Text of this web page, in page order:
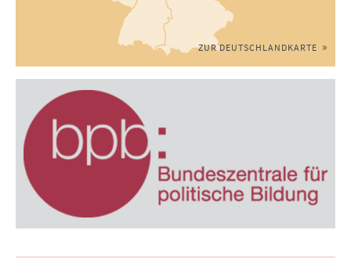
ZUR DEUTSCHLANDKARTE